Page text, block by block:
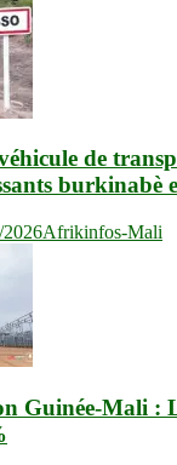
de
burkinabè
Afrikinfos-Mali
Guinée-Mali :